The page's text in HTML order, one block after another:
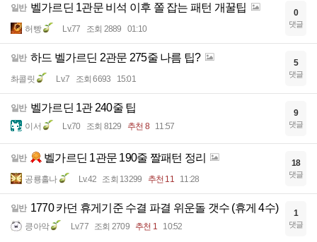
일반 벨가르딘 1관문 비석 이후 쫄 잡는 패턴 개꿀팁
허빵 Lv.77 조회 2889 01:10
0
댓글
일반 하드 벨가르딘 2관문 275줄 나름 팁?
촤콜릿 Lv.7 조회 6693 15:01
5
댓글
일반 벨가르딘 1관 240줄 팁
이서 Lv.70 조회 8129 추천 8 11:57
9
댓글
일반 벨가르딘 1관문 190줄 짤패턴 정리
공룡홀나 Lv.42 조회 13299 추천 11 11:28
18
댓글
일반 1770 카던 휴게기준 수결 파결 위운돌 갯수 (휴게 4수)
킁아악 Lv.77 조회 2709 추천 1 10:52
1
댓글